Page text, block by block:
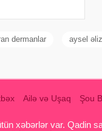
dermanlar aysel
Ailə və Uşaq Şou
xəbərlər var. Qadin